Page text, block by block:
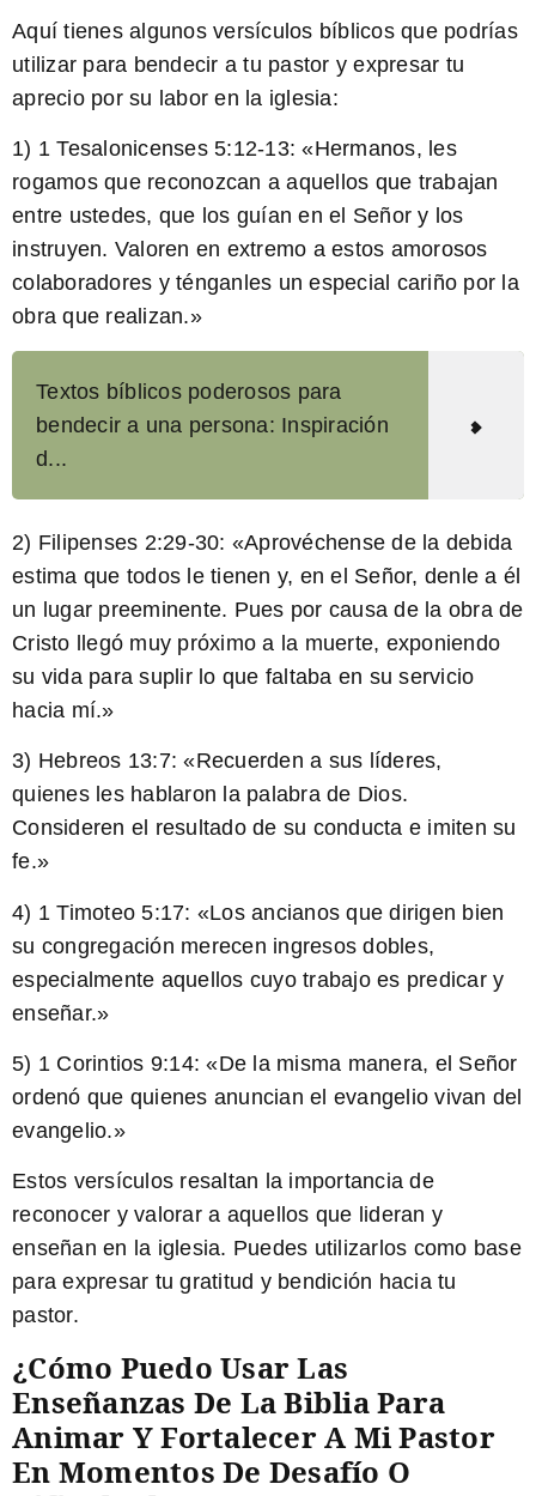
Aquí tienes algunos versículos bíblicos que podrías
utilizar para bendecir a tu pastor y expresar tu
aprecio por su labor en la iglesia:
1) 1 Tesalonicenses 5:12-13: «Hermanos, les
rogamos que reconozcan a aquellos que trabajan
entre ustedes, que los guían en el Señor y los
instruyen. Valoren en extremo a estos amorosos
colaboradores y ténganles un especial cariño por la
obra que realizan.»
Textos bíblicos poderosos para
bendecir a una persona: Inspiración
d...
2) Filipenses 2:29-30: «Aprovéchense de la debida
estima que todos le tienen y, en el Señor, denle a él
un lugar preeminente. Pues por causa de la obra de
Cristo llegó muy próximo a la muerte, exponiendo
su vida para suplir lo que faltaba en su servicio
hacia mí.»
3) Hebreos 13:7: «Recuerden a sus líderes,
quienes les hablaron la palabra de Dios.
Consideren el resultado de su conducta e imiten su
fe.»
4) 1 Timoteo 5:17: «Los ancianos que dirigen bien
su congregación merecen ingresos dobles,
especialmente aquellos cuyo trabajo es predicar y
enseñar.»
5) 1 Corintios 9:14: «De la misma manera, el Señor
ordenó que quienes anuncian el evangelio vivan del
evangelio.»
Estos versículos resaltan la importancia de
reconocer y valorar a aquellos que lideran y
enseñan en la iglesia. Puedes utilizarlos como base
para expresar tu gratitud y bendición hacia tu
pastor.
¿Cómo Puedo Usar Las
Enseñanzas De La Biblia Para
Animar Y Fortalecer A Mi Pastor
En Momentos De Desafío O